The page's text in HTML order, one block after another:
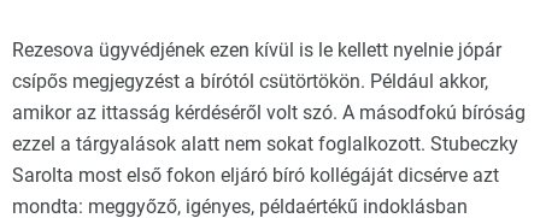
Rezesova ügyvédjének ezen kívül is le kellett nyelnie jópár
csípős megjegyzést a bírótól csütörtökön. Például akkor,
amikor az ittasság kérdéséről volt szó. A másodfokú bíróság
ezzel a tárgyalások alatt nem sokat foglalkozott. Stubeczky
Sarolta most első fokon eljáró bíró kollégáját dicsérve azt
mondta: meggyőző, igényes, példaértékű indoklásban